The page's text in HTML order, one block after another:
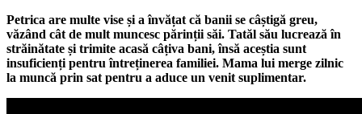
Petrica are multe vise și a învățat că banii se câștigă greu,
văzând cât de mult muncesc părinții săi. Tatăl său lucrează în
străinătate și trimite acasă câțiva bani, însă aceștia sunt
insuficienți pentru întreținerea familiei. Mama lui merge zilnic
la muncă prin sat pentru a aduce un venit suplimentar.